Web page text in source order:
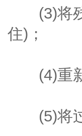
(3)将残
住)；
(4)重新
(5)将过